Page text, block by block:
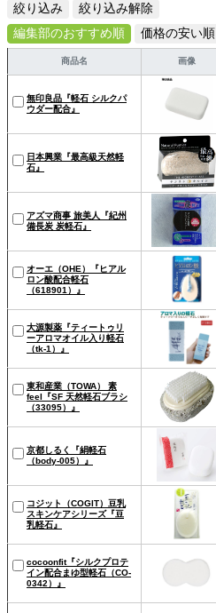
絞り込み
絞り込み解除
編集部のおすすめ順
価格の安い順
商品名 画像
無印良品『軽石 シルクパ
ウダー配合』
日本興業『最高級天然軽
石』
アズマ商事 旅美人『紀州
備長炭 炭軽石』
オーエ（OHE）『ヒアル
ロン酸配合軽石
（618901）』
大源製薬『ティートゥリ
ーアロマオイル入り軽石
（tk-1）』
東和産業（TOWA） 素
feel『SF 天然軽石ブラシ
（33095）』
京都しるく『絹軽石
（body-005）』
コジット（COGIT）豆乳
スキンケアシリーズ『豆
乳軽石』
cocoonfit『シルクプロテ
イン配合まゆ型軽石（CO-
0342）』